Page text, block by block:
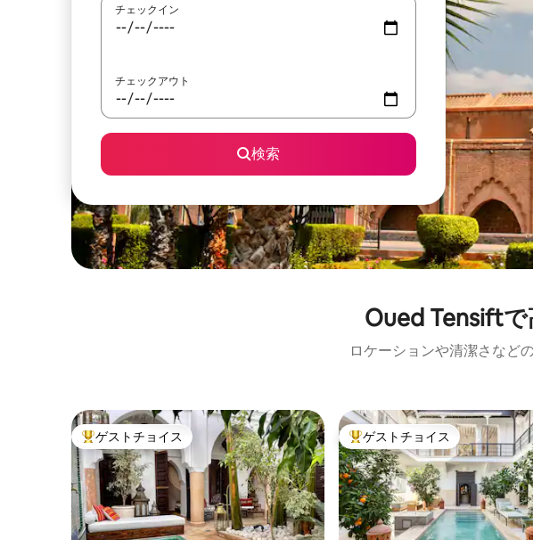
チェックイン
チェックアウト
検索
Oued Tensift
ロケーションや清潔さなど
大好評のゲストチョイスです。
ゲストチョイス 大好評のゲストチョイスです。
ゲストチョイス